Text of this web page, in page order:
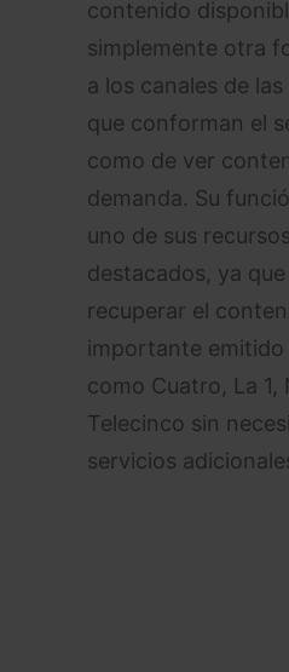
contenido
simplemente otra
a los canales de
que conforman el
como de ver
demanda. Su
uno de sus
destacados, ya
recuperar el
importante emitido
como Cuatro, La 1,
Telecinco sin
servicios